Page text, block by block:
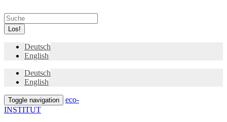
Los!
Deutsch
English
Deutsch
English
Toggle navigation
eco-
INSTITUT